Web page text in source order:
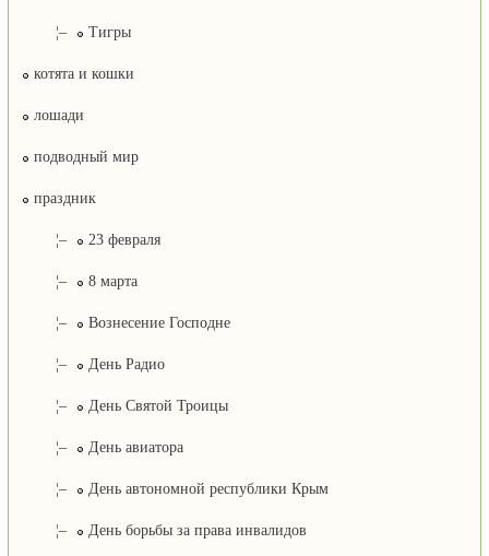
¦– Тигры
котята и кошки
лошади
подводный мир
праздник
¦– 23 февраля
¦– 8 марта
¦– Вознесение Господне
¦– День Радио
¦– День Святой Троицы
¦– День авиатора
¦– День автономной республики Крым
¦– День борьбы за права инвалидов